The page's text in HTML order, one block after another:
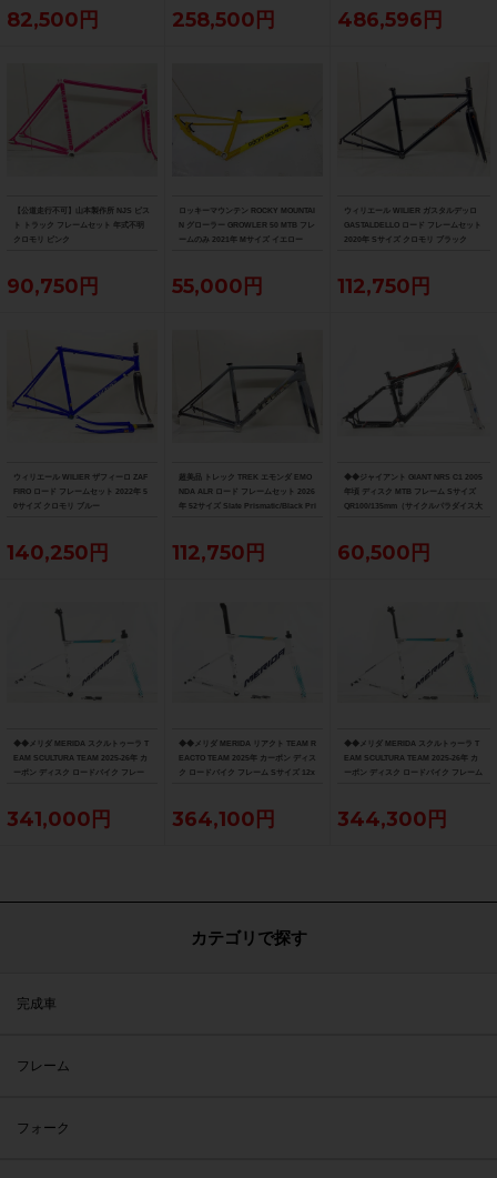
82,500円 258,500円 486,596円
【公道走行不可】山本製作所 NJS ピス
ト トラック フレームセット 年式不明
クロモリ ピンク
90,750円
ロッキーマウンテン ROCKY MOUNTAI
N グローラー GROWLER 50 MTB フレ
ームのみ 2021年 Mサイズ イエロー
55,000円
ウィリエール WILIER ガスタルデッロ
GASTALDELLO ロード フレームセット
2020年 Sサイズ クロモリ ブラック
112,750円
ウィリエール WILIER ザフィーロ ZAF
FIRO ロード フレームセット 2022年 5
0サイズ クロモリ ブルー
140,250円
超美品 トレック TREK エモンダ EMO
NDA ALR ロード フレームセット 2026
年 52サイズ Slate Prismatic/Black Pri
112,750円
◆◆ジャイアント GIANT NRS C1 2005
年頃 ディスク MTB フレーム Sサイズ
QR100/135mm（サイクルパラダイス大
60,500円
◆◆メリダ MERIDA スクルトゥーラ T
EAM SCULTURA TEAM 2025-26年 カ
ーボン ディスク ロードバイク フレー
341,000円
◆◆メリダ MERIDA リアクト TEAM R
EACTO TEAM 2025年 カーボン ディス
ク ロードバイク フレーム Sサイズ 12x
364,100円
◆◆メリダ MERIDA スクルトゥーラ T
EAM SCULTURA TEAM 2025-26年 カ
ーボン ディスク ロードバイク フレーム
344,300円
カテゴリで探す
完成車
フレーム
フォーク